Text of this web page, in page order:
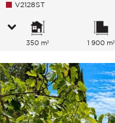
V2128ST
350 m² 1 900 m²